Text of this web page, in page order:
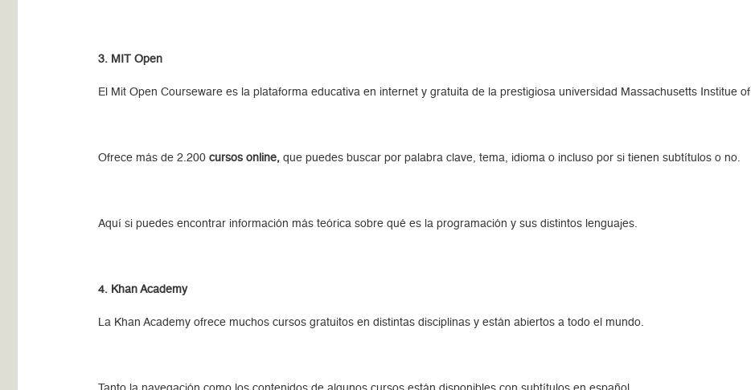
3. MIT Open
El Mit Open Courseware es la plataforma educativa en internet y gratuita de la prestigiosa universidad Massachusetts Institue of
Ofrece más de 2.200cursos online, que puedes buscar por palabra clave, tema, idioma o incluso por si tienen subtítulos o no.
Aquí si puedes encontrar información más teórica sobre qué es la programación y sus distintos lenguajes.
4. Khan Academy
La Khan Academy ofrece muchos cursos gratuitos en distintas disciplinas y están abiertos a todo el mundo.